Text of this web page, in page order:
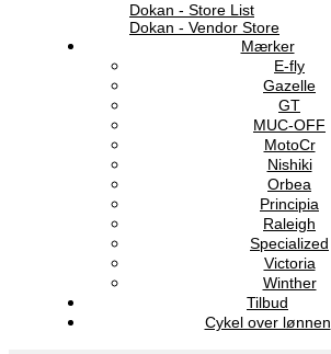
Dokan - Store List
Dokan - Vendor Store
Mærker
E-fly
Gazelle
GT
MUC-OFF
MotoCr
Nishiki
Orbea
Principia
Raleigh
Specialized
Victoria
Winther
Tilbud
Cykel over lønnen